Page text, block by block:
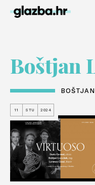
Boštjan
11 STU 2024